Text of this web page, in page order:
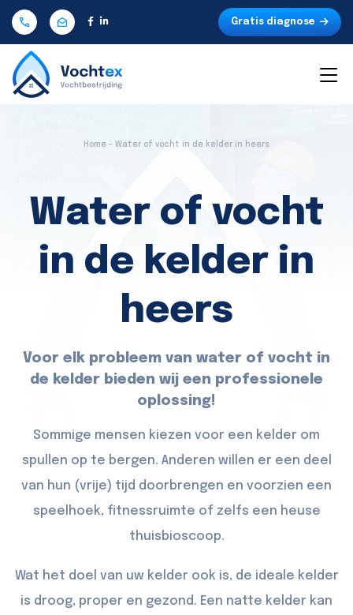
Gratis diagnose
Home - Water of vocht in de kelder in heers
Water of vocht
in de kelder in
heers
Voor elk probleem van water of vocht in
de kelder bieden wij een professionele
oplossing!
Sommige mensen kiezen voor een kelder om
spullen op te bergen. Anderen willen er een deel
van hun (vrije) tijd doorbrengen en voorzien een
speelhoek, fitnessruimte of zelfs een heuse
thuisbioscoop.
Wat het doel van uw kelder ook is, de ideale kelder
is droog, proper en gezond. Een natte kelder kan